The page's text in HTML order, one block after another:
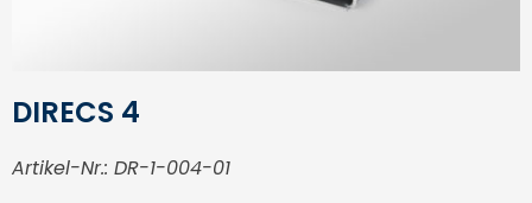
DIRECS 4
Artikel-Nr.: DR-1-004-01